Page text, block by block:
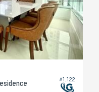
#1.122